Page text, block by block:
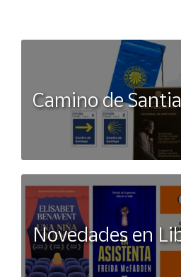
Camino de
Novedades en